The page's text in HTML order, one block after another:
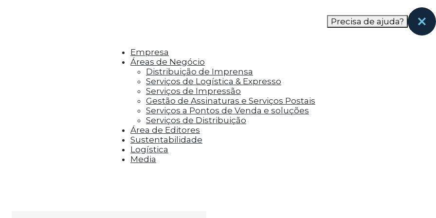
aos visitantes anúncios personalizados com base nas páginas que eles visitaram antes e analisar a
Precisa de ajuda?
Empresa
Áreas de Negócio
Distribuição de Imprensa
Serviços de Logística & Expresso
Serviços de Impressão
Gestão de Assinaturas e Serviços Postais
Serviços a Pontos de Venda e soluções
Serviços de Distribuição
Área de Editores
Sustentabilidade
Logística
Media